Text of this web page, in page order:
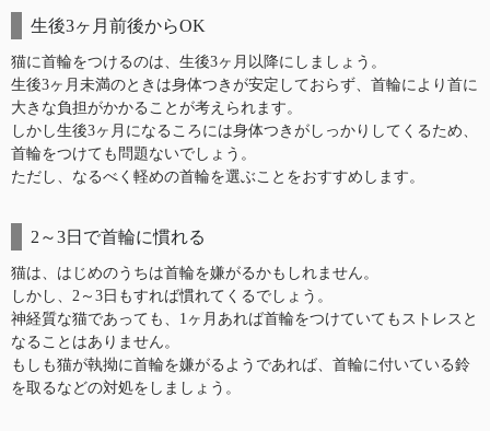
生後3ヶ月前後からOK
猫に首輪をつけるのは、生後3ヶ月以降にしましょう。
生後3ヶ月未満のときは身体つきが安定しておらず、首輪により首に
大きな負担がかかることが考えられます。
しかし生後3ヶ月になるころには身体つきがしっかりしてくるため、
首輪をつけても問題ないでしょう。
ただし、なるべく軽めの首輪を選ぶことをおすすめします。
2～3日で首輪に慣れる
猫は、はじめのうちは首輪を嫌がるかもしれません。
しかし、2～3日もすれば慣れてくるでしょう。
神経質な猫であっても、1ヶ月あれば首輪をつけていてもストレスと
なることはありません。
もしも猫が執拗に首輪を嫌がるようであれば、首輪に付いている鈴
を取るなどの対処をしましょう。